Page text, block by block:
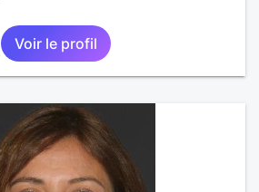
Voir le profil